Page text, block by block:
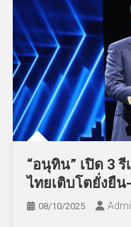
“อนุทิน” เปิด 3
ไทยเติบโตยั่งยื
08/10/2025